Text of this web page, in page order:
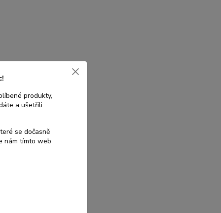
produkty,
a ušetřili
se dočasně
nám tímto web